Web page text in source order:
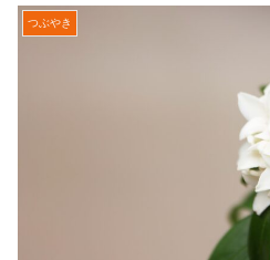
つぶやき